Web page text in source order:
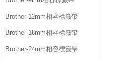
Brother-12mm相容標籤帶
Brother-18mm相容標籤帶
Brother-24mm相容標籤帶